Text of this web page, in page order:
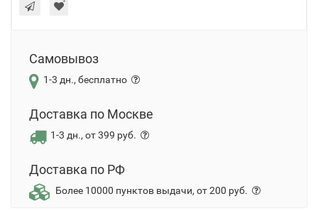
Самовывоз
1-3 дн., бесплатно
Доставка по Москве
1-3 дн., от 399 руб.
Доставка по РФ
Более 10000 пунктов выдачи, от 200 руб.